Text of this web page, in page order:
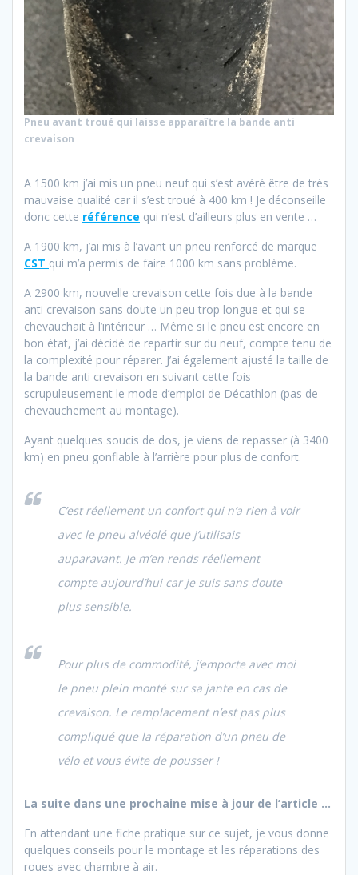
Pneu avant troué qui laisse apparaître la bande anti
crevaison
A 1500 km j’ai mis un pneu neuf qui s’est avéré être de très
mauvaise qualité car il s’est troué à 400 km ! Je déconseille
donc cette référence qui n’est d’ailleurs plus en vente …
A 1900 km, j’ai mis à l’avant un pneu renforcé de marque
CST qui m’a permis de faire 1000 km sans problème.
A 2900 km, nouvelle crevaison cette fois due à la bande
anti crevaison sans doute un peu trop longue et qui se
chevauchait à l’intérieur … Même si le pneu est encore en
bon état, j’ai décidé de repartir sur du neuf, compte tenu de
la complexité pour réparer. J’ai également ajusté la taille de
la bande anti crevaison en suivant cette fois
scrupuleusement le mode d’emploi de Décathlon (pas de
chevauchement au montage).
Ayant quelques soucis de dos, je viens de repasser (à 3400
km) en pneu gonflable à l’arrière pour plus de confort.
C’est réellement un confort qui n’a rien à voir
avec le pneu alvéolé que j’utilisais
auparavant. Je m’en rends réellement
compte aujourd’hui car je suis sans doute
plus sensible.
Pour plus de commodité, j’emporte avec moi
le pneu plein monté sur sa jante en cas de
crevaison. Le remplacement n’est pas plus
compliqué que la réparation d’un pneu de
vélo et vous évite de pousser !
La suite dans une prochaine mise à jour de l’article …
En attendant une fiche pratique sur ce sujet, je vous donne
quelques conseils pour le montage et les réparations des
roues avec chambre à air.